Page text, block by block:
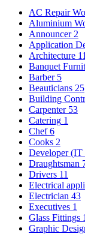
AC Repair
Aluminium
Announcer 2
Application
Architecture 11
Banquet
Barber 5
Beauticians 25
Building
Carpenter 53
Catering 1
Chef 6
Cooks 2
Developer (IT
Draughtsman
Drivers 11
Electrical
Electrician 43
Executives 1
Glass Fittings 1
Graphic